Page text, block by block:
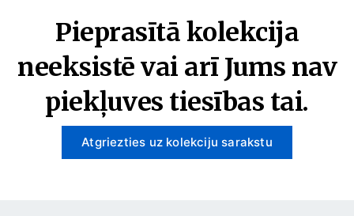
Pieprasītā kolekcija
neeksistē vai arī Jums nav
piekļuves tiesības tai.
Atgriezties uz kolekciju sarakstu